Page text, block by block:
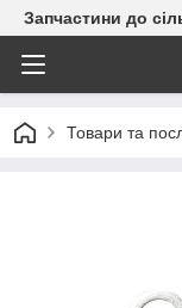
Запчастини до
Товари та